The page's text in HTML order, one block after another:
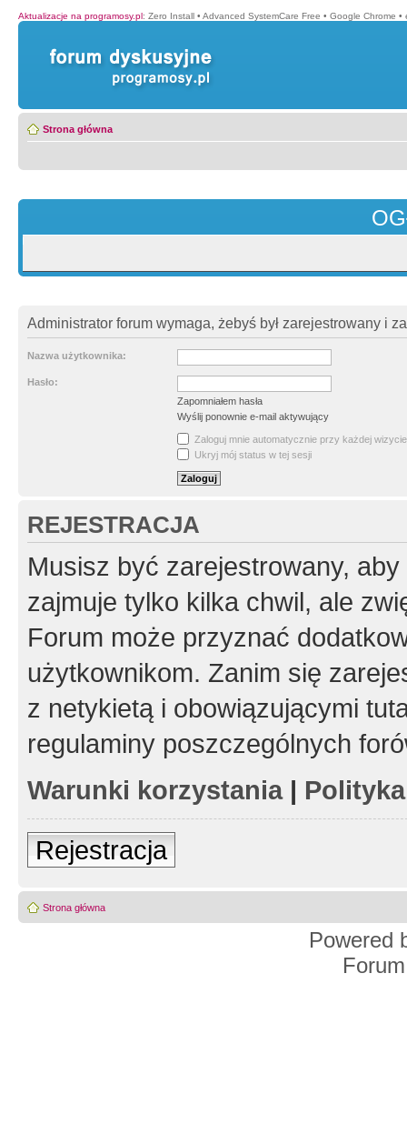
Aktualizacje na programosy.pl: Zero Install • Advanced SystemCare Free • Google Chrome •
Strona główna
Administrator forum wymaga, żebyś był zarejestrowany i
Nazwa użytkownika:
Hasło:
Zapomniałem hasła
Wyślij ponownie e-mail aktywujący
Zaloguj mnie automatycznie przy każdej wizycie
Ukryj mój status w tej sesji
REJESTRACJA
Musisz być zarejestrowany,
zajmuje tylko kilka chwil, ale
Forum może przyznać
użytkownikom. Zanim się
z netykietą i obowiązującymi
regulaminy poszczególnych
Warunki korzystania|
Rejestracja
Strona główna
Powered